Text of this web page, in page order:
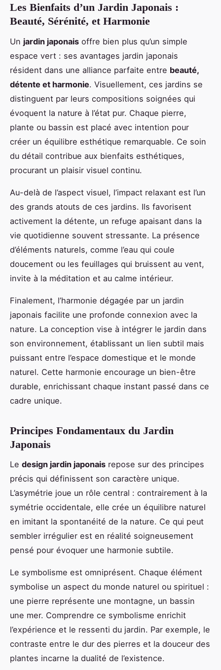
Les Bienfaits d’un Jardin Japonais :
Beauté, Sérénité, et Harmonie
Un jardin japonais offre bien plus qu’un simple
espace vert : ses avantages jardin japonais
résident dans une alliance parfaite entre beauté,
détente et harmonie. Visuellement, ces jardins se
distinguent par leurs compositions soignées qui
évoquent la nature à l’état pur. Chaque pierre,
plante ou bassin est placé avec intention pour
créer un équilibre esthétique remarquable. Ce soin
du détail contribue aux bienfaits esthétiques,
procurant un plaisir visuel continu.
Au-delà de l’aspect visuel, l’impact relaxant est l’un
des grands atouts de ces jardins. Ils favorisent
activement la détente, un refuge apaisant dans la
vie quotidienne souvent stressante. La présence
d’éléments naturels, comme l’eau qui coule
doucement ou les feuillages qui bruissent au vent,
invite à la méditation et au calme intérieur.
Finalement, l’harmonie dégagée par un jardin
japonais facilite une profonde connexion avec la
nature. La conception vise à intégrer le jardin dans
son environnement, établissant un lien subtil mais
puissant entre l’espace domestique et le monde
naturel. Cette harmonie encourage un bien-être
durable, enrichissant chaque instant passé dans ce
cadre unique.
Principes Fondamentaux du Jardin
Japonais
Le design jardin japonais repose sur des principes
précis qui définissent son caractère unique.
L’asymétrie joue un rôle central : contrairement à la
symétrie occidentale, elle crée un équilibre naturel
en imitant la spontanéité de la nature. Ce qui peut
sembler irrégulier est en réalité soigneusement
pensé pour évoquer une harmonie subtile.
Le symbolisme est omniprésent. Chaque élément
symbolise un aspect du monde naturel ou spirituel :
une pierre représente une montagne, un bassin
une mer. Comprendre ce symbolisme enrichit
l’expérience et le ressenti du jardin. Par exemple, le
contraste entre le dur des pierres et la douceur des
plantes incarne la dualité de l’existence.